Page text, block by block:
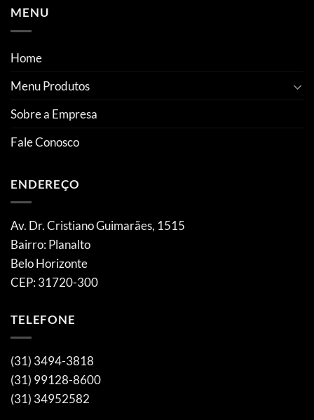
MENU
Home
Menu Produtos
Sobre a Empresa
Fale Conosco
ENDEREÇO
Av. Dr. Cristiano Guimarães, 1515
Bairro: Planalto
Belo Horizonte
CEP: 31720-300
TELEFONE
(31) 3494-3818
(31) 99128-8600
(31) 34952582